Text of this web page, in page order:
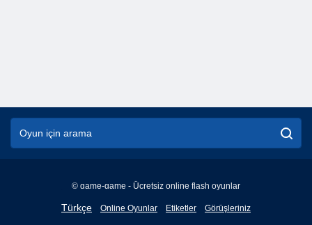
© game-game - Ücretsiz online flash oyunlar
Türkçe
English
Online Oyunlar Etiketler Görüşleriniz